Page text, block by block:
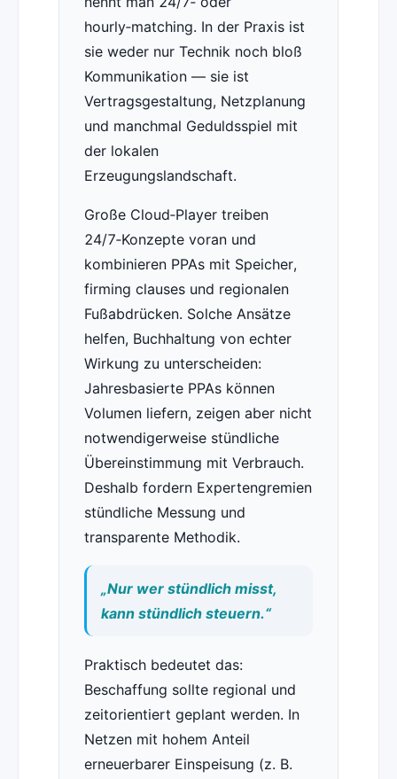
hourly‑matching. In der Praxis ist
sie weder nur Technik noch bloß
Kommunikation — sie ist
Vertragsgestaltung, Netzplanung
und manchmal Geduldsspiel mit
der lokalen
Erzeugungslandschaft.
Große Cloud‑Player treiben
24/7‑Konzepte voran und
kombinieren PPAs mit Speicher,
firming clauses und regionalen
Fußabdrücken. Solche Ansätze
helfen, Buchhaltung von echter
Wirkung zu unterscheiden:
Jahresbasierte PPAs können
Volumen liefern, zeigen aber nicht
notwendigerweise stündliche
Übereinstimmung mit Verbrauch.
Deshalb fordern Expertengremien
stündliche Messung und
transparente Methodik.
„Nur wer stündlich misst,
kann stündlich steuern.“
Praktisch bedeutet das:
Beschaffung sollte regional und
zeitorientiert geplant werden. In
Netzen mit hohem Anteil
erneuerbarer Einspeisung (z. B.